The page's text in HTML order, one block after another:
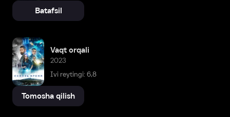
Batafsil
Vaqt orqali
2023
Ivi reytingi: 6,8
Tomosha qilish